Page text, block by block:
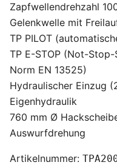
Zapfwellendrehzahl
Gelenkwelle mit
TP PILOT
TP E-STOP (Not-
Norm EN 13525)
Hydraulischer Einzug
Eigenhydraulik
760 mm Ø
Auswurfdrehung
Artikelnummer: